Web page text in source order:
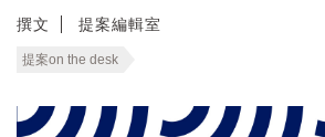
撰文 提案編輯室
提案on the desk